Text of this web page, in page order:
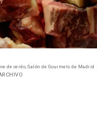
de cerdo, Salón de Gourmets de Madrid